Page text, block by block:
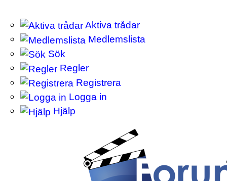
Aktiva trådar
Medlemslista
Sök
Regler
Registrera
Logga in
Hjälp